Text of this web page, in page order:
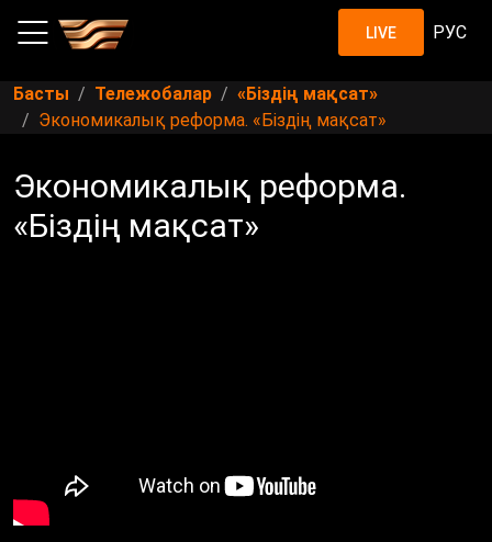
LIVE РУС
Басты Тележобалар
«Біздің мақсат»
Экономикалық реформа. «Біздің мақсат»
Экономикалық реформа.
«Біздің мақсат»